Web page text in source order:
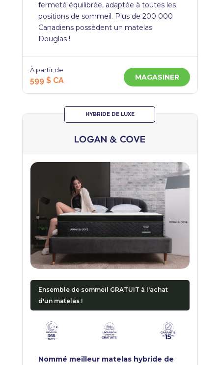
fermeté équilibrée, adaptée à toutes les
positions de sommeil. Plus de 200 000
Canadiens possèdent un matelas
Douglas !
À partir de
599 $ CA MAGASINER
HYBRIDE DE LUXE
Ensemble de sommeil GRATUIT à l'achat
d'un matelas !
Nommé meilleur matelas hybride de